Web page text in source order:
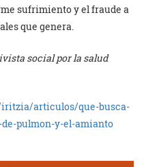
sufrimiento y el fraude a
que genera.
social por la salud
articulos/que-busca-
pulmon-y-el-amianto